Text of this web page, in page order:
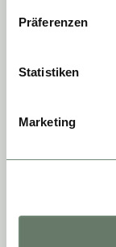
Präferenzen
Statistiken
Marketing